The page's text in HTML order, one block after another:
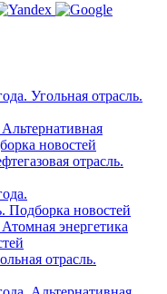
Угольная отрасль.
новостей
отрасль.
Подборка новостей
энергетика
отрасль.